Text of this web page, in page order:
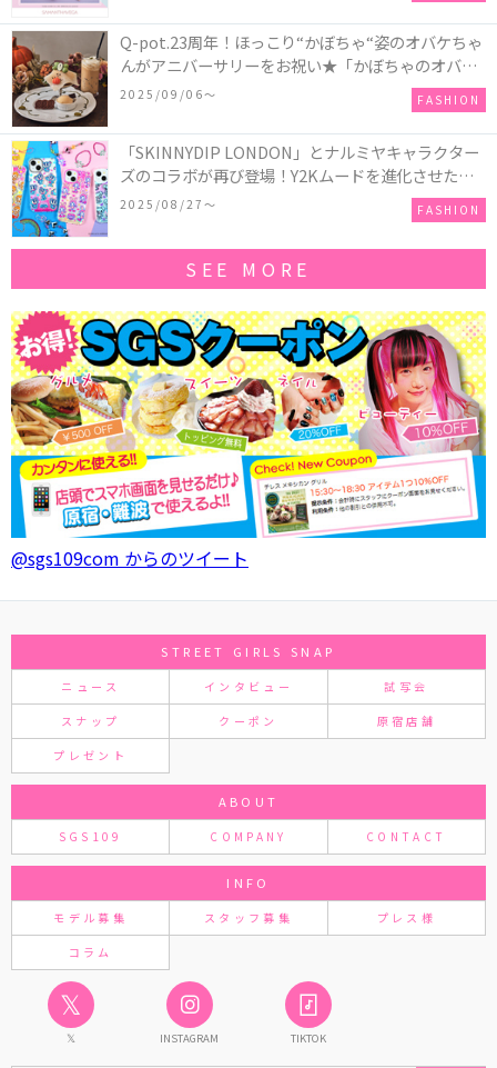
Q-pot.23周年！ほっこり“かぼちゃ“姿のオバケちゃ
んがアニバーサリーをお祝い★「かぼちゃのオバケ
ーキアクセサリー」が新発売！Q-pot CAFE.では
「かぼちゃのオバケーキプレート」も登場
2025/09/06〜 FASHION
「SKINNYDIP LONDON」とナルミヤキャラクター
ズのコラボが再び登場！Y2Kムードを進化させた新
作コレクションを発売♪
2025/08/27〜 FASHION
SEE MORE
@sgs109com からのツイート
STREET GIRLS SNAP
ニュース インタビュー 試写会
スナップ クーポン 原宿店舗
プレゼント
ABOUT
SGS109 COMPANY CONTACT
INFO
モデル募集 スタッフ募集 プレス様
コラム
𝕏
𝕏 INSTAGRAM TIKTOK